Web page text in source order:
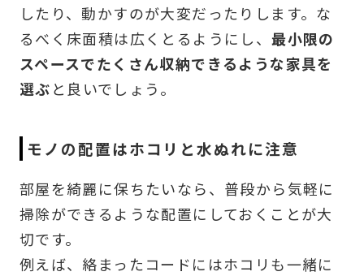
したり、動かすのが大変だったりします。な
るべく床面積は広くとるようにし、 最小限の
スペースでたくさん収納できるような家具を
選ぶと良いでしょう。
モノの配置はホコリと水ぬれに注意
部屋を綺麗に保ちたいなら、普段から気軽に
掃除ができるような配置にしておくことが大
切です。
例えば、絡まったコードにはホコリも一緒に